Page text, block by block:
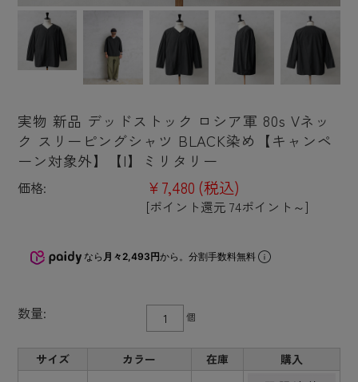
実物 新品 デッドストック ロシア軍 80s Vネッ
ク スリーピングシャツ BLACK染め【キャンペ
ーン対象外】【I】ミリタリー
価格: ¥7,480 (税込)
[ポイント還元 74ポイント～]
なら 月々2,493円から。分割手数料無料
数量: 個
サイズ カラー 在庫 購入